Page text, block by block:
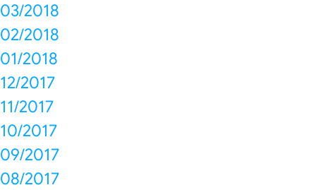
03/2018
02/2018
01/2018
12/2017
11/2017
10/2017
09/2017
08/2017